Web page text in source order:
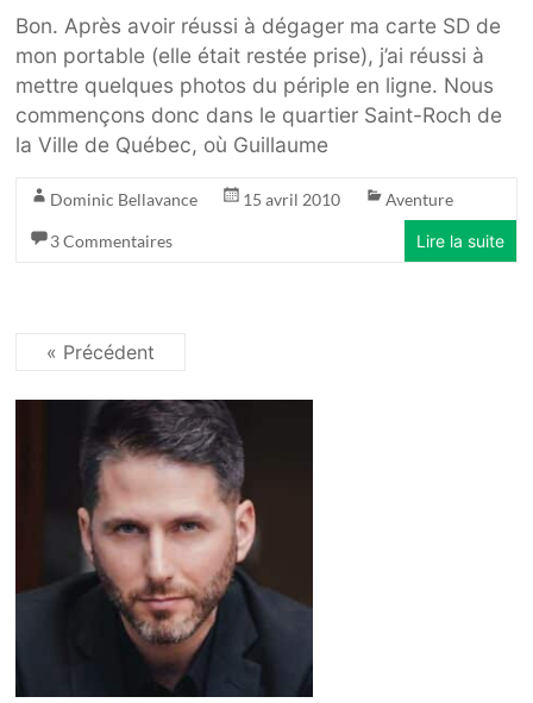
Bon. Après avoir réussi à dégager ma carte SD de
mon portable (elle était restée prise), j’ai réussi à
mettre quelques photos du périple en ligne. Nous
commençons donc dans le quartier Saint-Roch de
la Ville de Québec, où Guillaume
Dominic Bellavance 15 avril 2010 Aventure
3 Commentaires Lire la suite
« Précédent